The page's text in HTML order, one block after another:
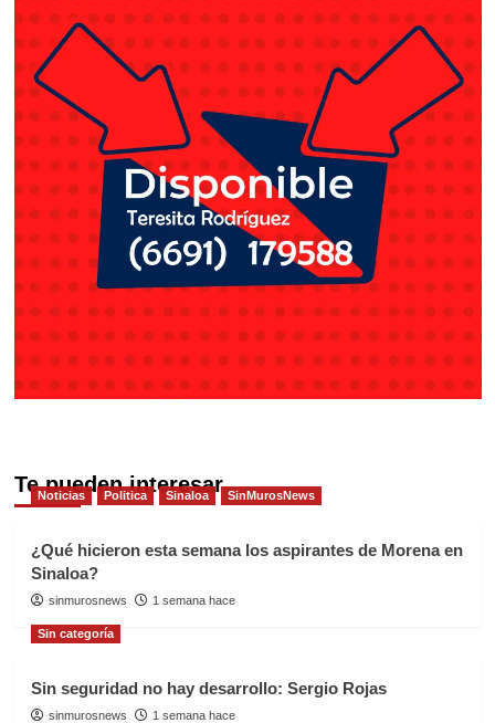
Te pueden interesar
Noticias Politica Sinaloa SinMurosNews
¿Qué hicieron esta semana los aspirantes de Morena en
Sinaloa?
sinmurosnews 1 semana hace
Sin categoría
Sin seguridad no hay desarrollo: Sergio Rojas
sinmurosnews 1 semana hace